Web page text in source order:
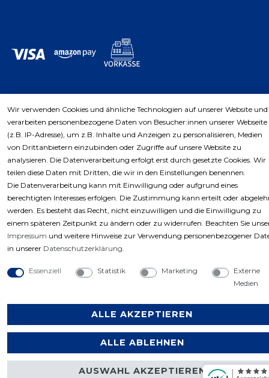
Copyright © 2023 by Profiwerkzeuge-Shop. Alle
Rechte vorbehalten.
Wir verwenden Cookies und ähnliche Technologien auf unserer Website und
verarbeiten personenbezogene Daten von Besucher:innen unserer Webseite
(z.B. IP-Adresse), um z.B. Inhalte und Anzeigen zu personalisieren, Medien
von Drittanbietern einzubinden oder Zugriffe auf unsere Website zu
analysieren. Die Datenverarbeitung erfolgt erst durch gesetzte Cookies. Wir
teilen diese Daten mit Dritten, die wir in den Einstellungen benennen.
Die Datenverarbeitung kann mit Einwilligung oder aufgrund eines
berechtigten Interesses erfolgen. Die Zustimmung kann erteilt oder
werden. Es besteht das Recht, nicht einzuwilligen und die Einwilligung zu
einem späteren Zeitpunkt zu ändern oder zu widerrufen. Beachten Sie
Impressum und weitere Hinweise zur Verwendung personenbezogener
in unserer Daten­schutz­erklärung.
Essenziell Statistik Marketing
Externe
Medien
ALLE AKZEPTIEREN
ALLE ABLEHNEN
AUSWAHL AKZEPTIEREN